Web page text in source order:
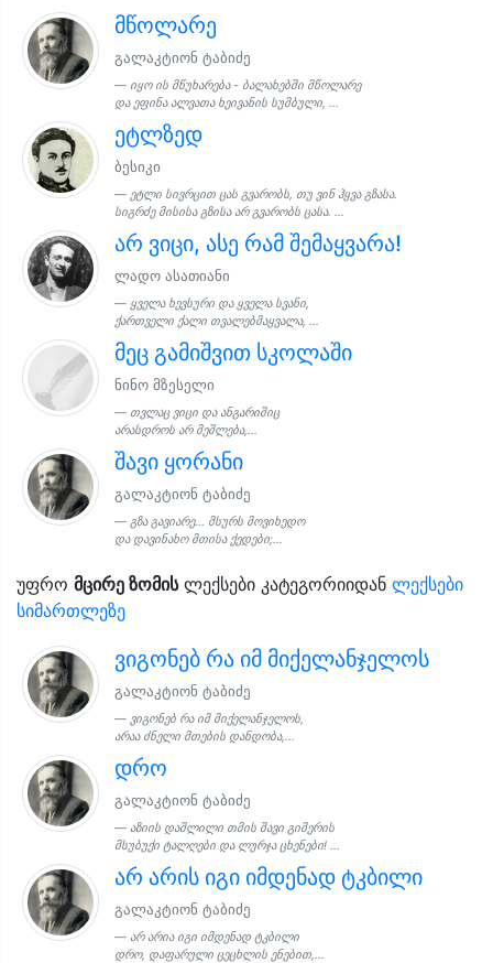
მწოლარე
გალაკტიონ ტაბიძე
იყო ის მწუხარება - ბალახებში მწოლარე
და ეფინა ალვათა ხეივანის სუმბული, ...
ეტლზედ
ბესიკი
ეტლი სივრცით ცას გვარობს, თუ ვინ ჰყვა გზასა.
სიგრძე მისისა გზისა არ გვარობს ცასა. ...
არ ვიცი, ასე რამ შემაყვარა!
ლადო ასათიანი
ყველა ხევსური და ყველა სვანი,
ქართველი ქალი თვალებმაყვალა, ...
მეც გამიშვით სკოლაში
ნინო მზესელი
თვლაც ვიცი და ანგარიშიც
არასდროს არ მეშლება,...
შავი ყორანი
გალაკტიონ ტაბიძე
გზა გავიარე... მსურს მოვიხედო
და დავინახო მთისა ქედები;...
უფრო მცირე ზომისლექსები კატეგორიიდან ლექსები
სიმართლეზე
ვიგონებ რა იმ მიქელანჯელოს
გალაკტიონ ტაბიძე
ვიგონებ რა იმ მიქელანჯელოს,
არაა ძნელი მთების დანდობა,...
დრო
გალაკტიონ ტაბიძე
აზიის დაშლილი თმის შავი გიშერის
მსუბუქი ტალღები და ლურჯა ცხენები! ...
არ არის იგი იმდენად ტკბილი
გალაკტიონ ტაბიძე
არ არია იგი იმდენად ტკბილი
დრო, დაფარული ცეცხლის ენებით,...